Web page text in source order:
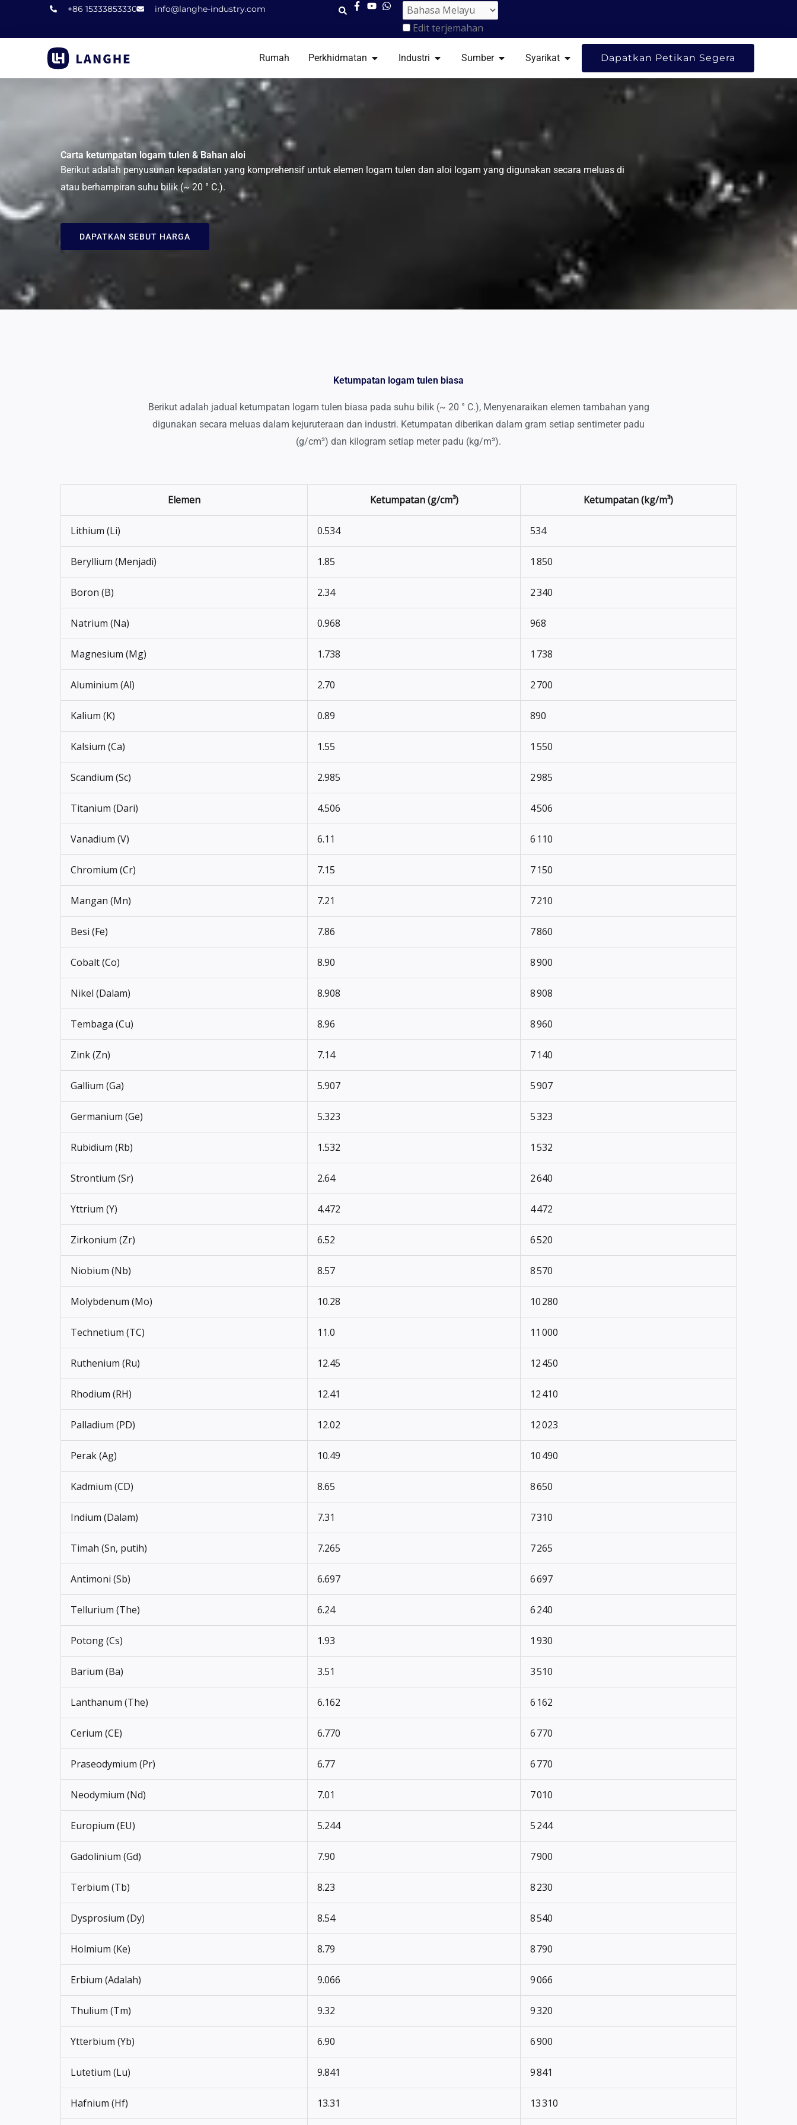
kandungan
+86 15333853330 info@langhe-industry.com
Edit terjemahan
Rumah Perkhidmatan BUKA PERKHIDMATAN
Industri BUKA INDUSTRI
Sumber BUKA SUMBER
Syarikat BUKA SYARIKATDapatkan Petikan Segera
Carta ketumpatan logam tulen & Bahan aloi
Berikut adalah penyusunan kepadatan yang komprehensif untuk elemen logam tulen dan aloi logam yang digunakan secara meluas di
atau berhampiran suhu bilik (~ 20 ° C.).
DAPATKAN SEBUT HARGA
Ketumpatan logam tulen biasa
Berikut adalah jadual ketumpatan logam tulen biasa pada suhu bilik (~ 20 ° C.), Menyenaraikan elemen tambahan yang
digunakan secara meluas dalam kejuruteraan dan industri. Ketumpatan diberikan dalam gram setiap sentimeter padu
(g/cm³) dan kilogram setiap meter padu (kg/m³).
Elemen Ketumpatan(g/cm³) Ketumpatan(kg/m³)
Lithium (Li) 0.534 534
Beryllium (Menjadi) 1.85 1 850
Boron (B) 2.34 2 340
Natrium (Na) 0.968 968
Magnesium (Mg) 1.738 1 738
Aluminium (Al) 2.70 2 700
Kalium (K) 0.89 890
Kalsium (Ca) 1.55 1 550
Scandium (Sc) 2.985 2 985
Titanium (Dari) 4.506 4 506
Vanadium (V) 6.11 6 110
Chromium (Cr) 7.15 7 150
Mangan (Mn) 7.21 7 210
Besi (Fe) 7.86 7 860
Cobalt (Co) 8.90 8 900
Nikel (Dalam) 8.908 8 908
Tembaga (Cu) 8.96 8 960
Zink (Zn) 7.14 7 140
Gallium (Ga) 5.907 5 907
Germanium (Ge) 5.323 5 323
Rubidium (Rb) 1.532 1 532
Strontium (Sr) 2.64 2 640
Yttrium (Y) 4.472 4 472
Zirkonium (Zr) 6.52 6 520
Niobium (Nb) 8.57 8 570
Molybdenum (Mo) 10.28 10 280
Technetium (TC) 11.0 11 000
Ruthenium (Ru) 12.45 12 450
Rhodium (RH) 12.41 12 410
Palladium (PD) 12.02 12 023
Perak (Ag) 10.49 10 490
Kadmium (CD) 8.65 8 650
Indium (Dalam) 7.31 7 310
Timah (Sn, putih) 7.265 7 265
Antimoni (Sb) 6.697 6 697
Tellurium (The) 6.24 6 240
Potong (Cs) 1.93 1 930
Barium (Ba) 3.51 3 510
Lanthanum (The) 6.162 6 162
Cerium (CE) 6.770 6 770
Praseodymium (Pr) 6.77 6 770
Neodymium (Nd) 7.01 7 010
Europium (EU) 5.244 5 244
Gadolinium (Gd) 7.90 7 900
Terbium (Tb) 8.23 8 230
Dysprosium (Dy) 8.54 8 540
Holmium (Ke) 8.79 8 790
Erbium (Adalah) 9.066 9 066
Thulium (Tm) 9.32 9 320
Ytterbium (Yb) 6.90 6 900
Lutetium (Lu) 9.841 9 841
Hafnium (Hf) 13.31 13 310